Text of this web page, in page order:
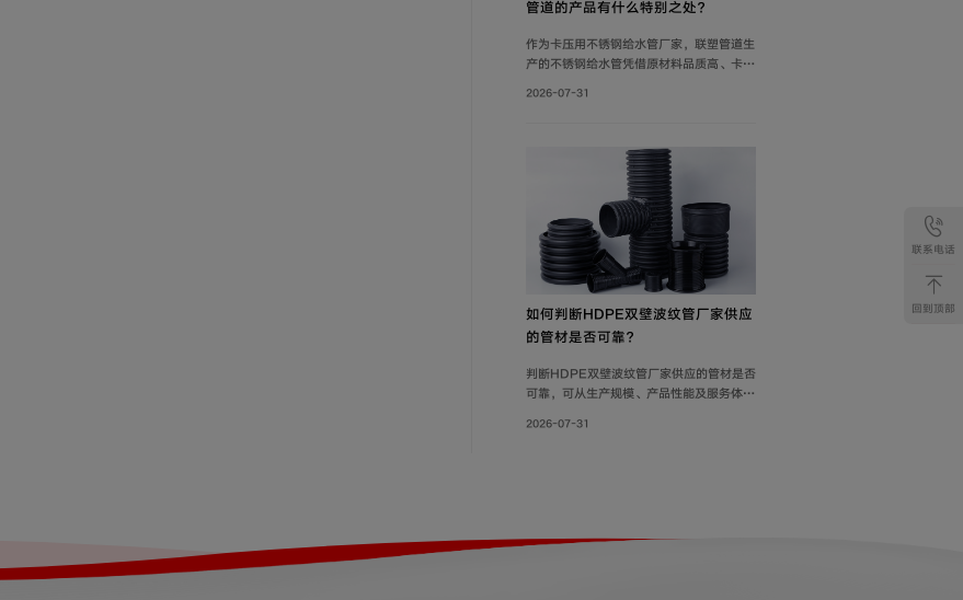
管道的产品有什么特别之处？
作为卡压用不锈钢给水管厂家，联塑管道生
产的不锈钢给水管凭借原材料品质高、卡压
筑给水、冷却循环水系统、气体输送等场
2026-07-31
如何判断HDPE双壁波纹管厂家供应
的管材是否可靠？
判断HDPE双壁波纹管厂家供应的管材是否
可靠，可从生产规模、产品性能及服务体系
年，其HDPE双壁波纹管质量可靠，被广泛
2026-07-31
联系电话
回到顶部